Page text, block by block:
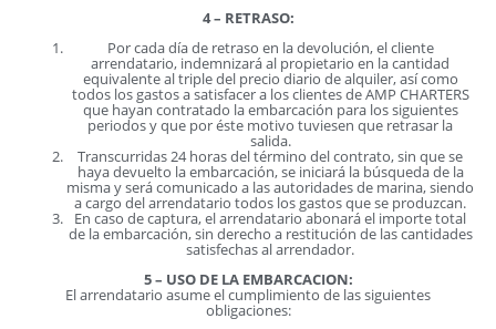
4 – RETRASO:
Por cada día de retraso en la devolución, el cliente
arrendatario, indemnizará al propietario en la cantidad
equivalente al triple del precio diario de alquiler, así como
todos los gastos a satisfacer a los clientes de AMP CHARTERS
que hayan contratado la embarcación para los siguientes
periodos y que por éste motivo tuviesen que retrasar la
salida.
Transcurridas 24 horas del término del contrato, sin que se
haya devuelto la embarcación, se iniciará la búsqueda de la
misma y será comunicado a las autoridades de marina, siendo
a cargo del arrendatario todos los gastos que se produzcan.
En caso de captura, el arrendatario abonará el importe total
de la embarcación, sin derecho a restitución de las cantidades
satisfechas al arrendador.
5 – USO DE LA EMBARCACION:
El arrendatario asume el cumplimiento de las siguientes
obligaciones: